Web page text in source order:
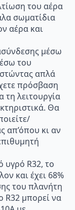
του αέρα
σωματίδια
αέρα και
μέσω
του
απλά
πρόσβαση
τη λειτουργία
Θα
απ’όπου κι αν
υγρό R32, το
και έχει 68%
του πλανήτη
R32 μπορεί να